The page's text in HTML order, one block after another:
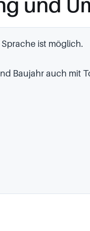
ist möglich.
Baujahr auch mit